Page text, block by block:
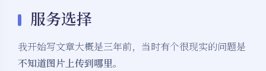
服务选择
我开始写文章大概是三年前，当时有个很现实的问题是
不知道图片上传到哪里。